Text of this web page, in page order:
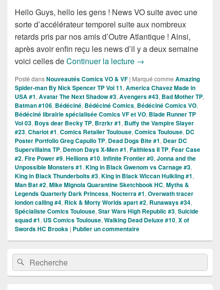
Hello Guys, hello les gens ! News VO suite avec une
sorte d’accélérateur temporel suite aux nombreux
retards pris par nos amis d’Outre Atlantique ! Ainsi,
après avoir enfin reçu les news d’il y a deux semaine
voici celles deContinuer la lecture Sorties des Comics
→
Posté dansNouveautés Comics VO & VF | Marqué comme Amazing
Spider-man By Nick Spencer TP Vol 11, America Chavez Made in
USA #1, Avatar The Next Shadow #3, Avengers #43, Bad Mother TP,
Batman #106, Bédéciné, Bédéciné Comics, Bédéciné Comics VO,
Bédéciné librairie spécialisée Comics VF et VO, Blade Runner TP
Vol 03, Boys dear Becky TP, Brzrkr #1, Buffy the Vampire Slayer
#23, Chariot #1, Comics Retailer Toulouse, Comics Toulouse, DC
Poster Portfolio Greg Capullo TP, Dead Dogs Bite #1, Dear DC
Supervillains TP, Demon Days X-Men #1, Faithless II TP, Fear Case
#2, Fire Power #9, Hellions #10, Infinite Frontier #0, Jonna and the
Unpossible Monsters #1, King in Black Gwenom vs Carnage #3,
King in Black Thunderbolts #3, King in Black Wiccan Hulkling #1,
Man Bat #2, Mike Mignola Quarantine Sketchbook HC, Myths &
Legends Quarterly Dark Princess, Nocterra #1, Overwath tracer
london calling #4, Rick & Morty Worlds apart #2, Runaways #34,
Spécialiste Comics Toulouse, Star Wars High Republic #3, Suicide
squad #1, US Comics Toulouse, Walking Dead Deluxe #10, X of
Swords HC Brooks | Publier un commentaire
Zone
principale
de
widget
Recherche :Rechercher